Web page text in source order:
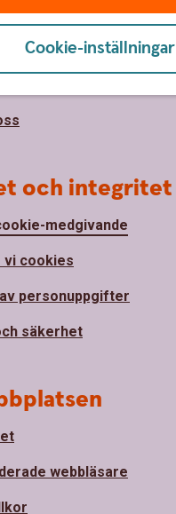
Cookie-inställningar
Sparbank
och integritet
medgivande
vi cookies
personuppgifter
säkerhet
webbläsare